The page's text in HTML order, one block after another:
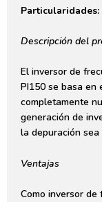
Particularidades:
Descripción del
El inversor de
PI150 se basa en
completamente
generación de
la depuración
Ventajas
Como inversor de